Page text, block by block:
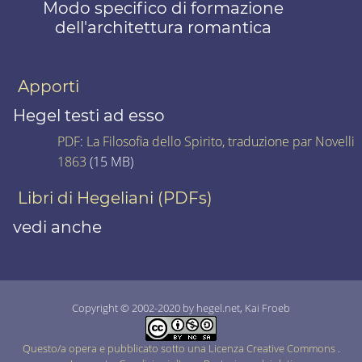
Modo specifico di formazione
dell'architettura romantica
Apporti
Hegel testi ad esso
PDF: La Filosofia dello Spirito, traduzione par Novelli
1863 (15 MB)
Libri di Hegeliani (PDFs)
vedi anche
Copyright © 2002-2020 by hegel.net, Kai Froeb
Questo/a opera e pubblicato sotto una Licenza Creative Commons .